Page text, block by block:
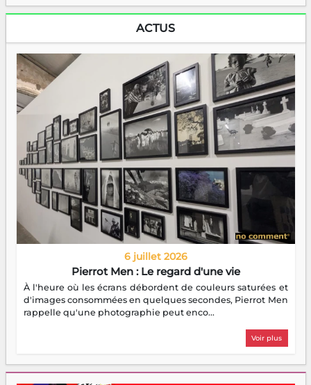
ACTUS
6 juillet 2026
Pierrot Men : Le regard d'une vie
À l'heure où les écrans débordent de couleurs saturées et
d'images consommées en quelques secondes, Pierrot Men
rappelle qu'une photographie peut enco...
Voir plus